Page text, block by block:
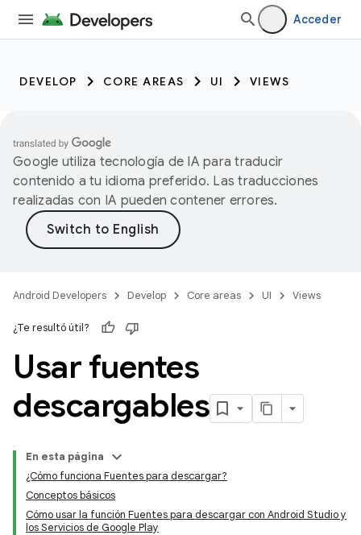
Acceder
DEVELOP CORE AREAS UI VIEWS
Google utiliza tecnología de IA para traducir
contenido a tu idioma preferido. Las traducciones
realizadas con IA pueden contener errores.
Android Developers Develop Core areas UI Views
¿Te resultó útil?
Usar fuentes
descargables
En esta página
¿Cómo funciona Fuentes para descargar?
Conceptos básicos
Cómo usar la función Fuentes para descargar con Android Studio y
los Servicios de Google Play